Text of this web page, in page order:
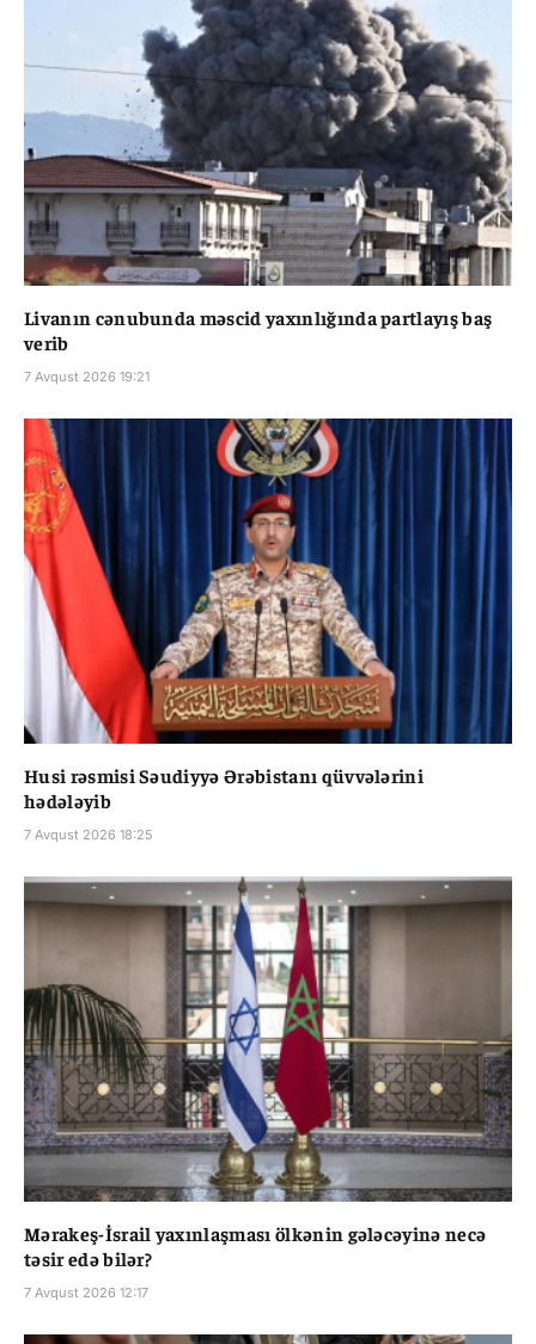
Livanın cənubunda məscid yaxınlığında partlayış baş
verib
7 Avqust 2026 19:21
Husi rəsmisi Səudiyyə Ərəbistanı qüvvələrini
hədələyib
7 Avqust 2026 18:25
Mərakeş-İsrail yaxınlaşması ölkənin gələcəyinə necə
təsir edə bilər?
7 Avqust 2026 12:17